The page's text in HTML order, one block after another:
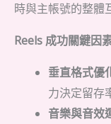
時與主帳號的整體
Reels 成功關鍵因
垂直格式優
力決定留存
音樂與音效